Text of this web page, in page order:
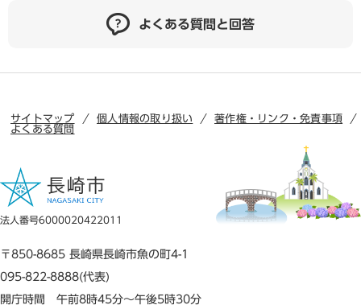
よくある質問と回答
サイトマップ 個人情報の取り扱い
著作権・リンク・免責事項
よくある質問
法人番号6000020422011
〒850-8685 長崎県長崎市魚の町4-1
095-822-8888(代表)
開庁時間 午前8時45分～午後5時30分